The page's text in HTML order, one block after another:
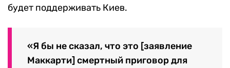
будет поддерживать Киев.
«Я бы не сказал, что это [заявление
Маккарти] смертный приговор для